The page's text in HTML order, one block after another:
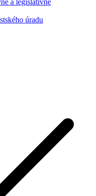
a legislatívne
úradu